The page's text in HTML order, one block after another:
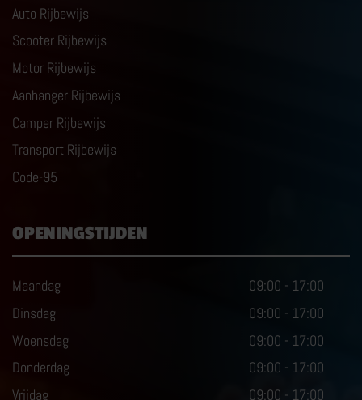
Auto Rijbewijs
Scooter Rijbewijs
Motor Rijbewijs
Aanhanger Rijbewijs
Camper Rijbewijs
Transport Rijbewijs
Code-95
OPENINGSTIJDEN
Maandag 09:00 - 17:00
Dinsdag
09:00 - 17:00
Woensdag
09:00 - 17:00
Donderdag
09:00 - 17:00
Vrijdag
09:00 - 17:00